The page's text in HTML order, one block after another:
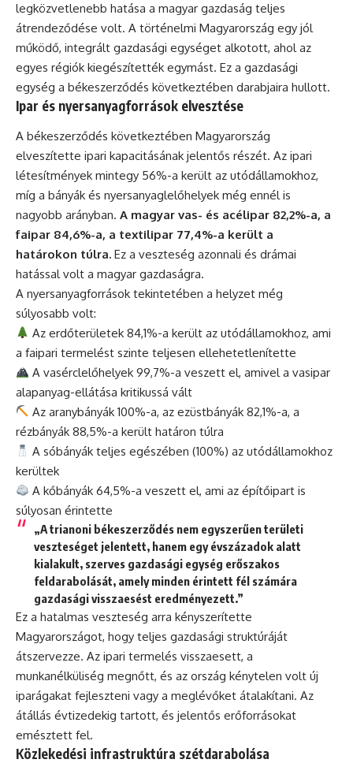
legközvetlenebb hatása a magyar gazdaság teljes
átrendeződése volt. A történelmi Magyarország egy jól
működő, integrált gazdasági egységet alkotott, ahol az
egyes régiók kiegészítették egymást. Ez a gazdasági
egység a békeszerződés következtében darabjaira hullott.
Ipar és nyersanyagforrások elvesztése
A békeszerződés következtében Magyarország
elveszítette ipari kapacitásának jelentős részét. Az ipari
létesítmények mintegy 56%-a került az utódállamokhoz,
míg a bányák és nyersanyaglelőhelyek még ennél is
nagyobb arányban. A magyar vas- és acélipar 82,2%-a, a
faipar 84,6%-a, a textilipar 77,4%-a került a
határokon túlra. Ez a veszteség azonnali és drámai
hatással volt a magyar gazdaságra.
A nyersanyagforrások tekintetében a helyzet még
súlyosabb volt:
Az erdőterületek 84,1%-a került az utódállamokhoz, ami
a faipari termelést szinte teljesen ellehetetlenítette
A vasérclelőhelyek 99,7%-a veszett el, amivel a vasipar
alapanyag-ellátása kritikussá vált
Az aranybányák 100%-a, az ezüstbányák 82,1%-a, a
rézbányák 88,5%-a került határon túlra
A sóbányák teljes egészében (100%) az utódállamokhoz
kerültek
A kőbányák 64,5%-a veszett el, ami az építőipart is
súlyosan érintette
„A trianoni békeszerződés nem egyszerűen területi
veszteséget jelentett, hanem egy évszázadok alatt
kialakult, szerves gazdasági egység erőszakos
feldarabolását, amely minden érintett fél számára
gazdasági visszaesést eredményezett.”
Ez a hatalmas veszteség arra kényszerítette
Magyarországot, hogy teljes gazdasági struktúráját
átszervezze. Az ipari termelés visszaesett, a
munkanélküliség megnőtt, és az ország kénytelen volt új
iparágakat fejleszteni vagy a meglévőket átalakítani. Az
átállás évtizedekig tartott, és jelentős erőforrásokat
emésztett fel.
Közlekedési infrastruktúra szétdarabolása